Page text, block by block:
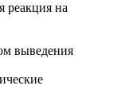
реакция на
выведения